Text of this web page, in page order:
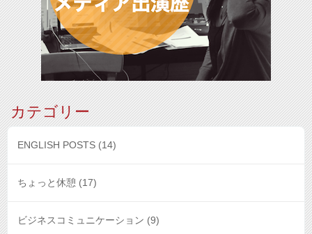
カテゴリー
ENGLISH POSTS (14)
ちょっと休憩 (17)
ビジネスコミュニケーション (9)